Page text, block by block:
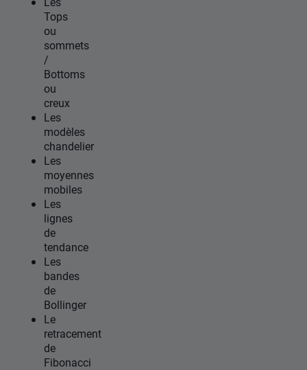
Tops
ou
sommets
/
Bottoms
ou
creux
Les
modèles
chandelier
Les
moyennes
mobiles
Les
lignes
de
tendance
Les
bandes
de
Bollinger
Le
retracement
de
Fibonacci